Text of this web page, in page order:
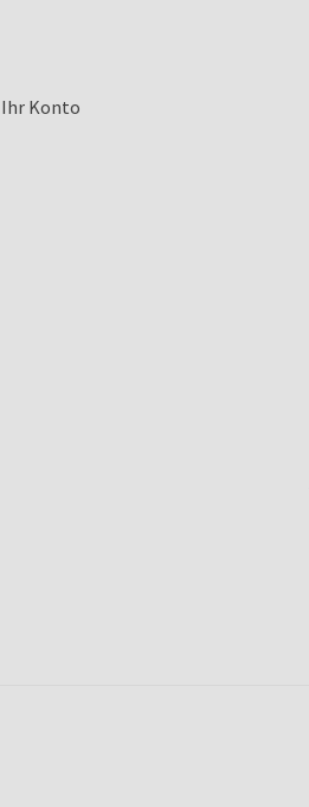
Ihr Konto